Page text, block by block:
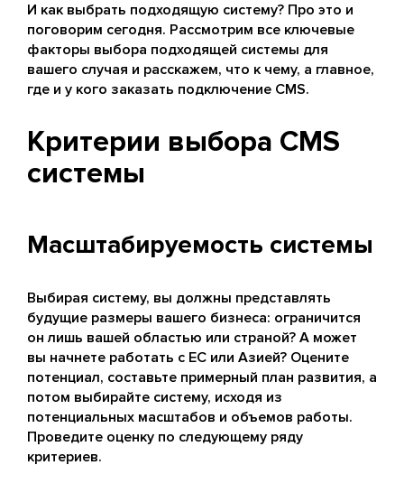
И как выбрать подходящую систему? Про это и
поговорим сегодня. Рассмотрим все ключевые
факторы выбора подходящей системы для
вашего случая и расскажем, что к чему, а главное,
где и у кого заказать подключение CMS.
Критерии выбора CMS
системы
Масштабируемость системы
Выбирая систему, вы должны представлять
будущие размеры вашего бизнеса: ограничится
он лишь вашей областью или страной? А может
вы начнете работать с ЕС или Азией? Оцените
потенциал, составьте примерный план развития, а
потом выбирайте систему, исходя из
потенциальных масштабов и объемов работы.
Проведите оценку по следующему ряду
критериев.